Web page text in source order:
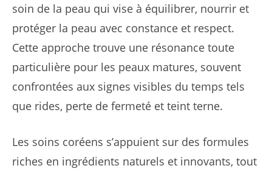
soin de la peau qui vise à équilibrer, nourrir et
protéger la peau avec constance et respect.
Cette approche trouve une résonance toute
particulière pour les peaux matures, souvent
confrontées aux signes visibles du temps tels
que rides, perte de fermeté et teint terne.
Les soins coréens s’appuient sur des formules
riches en ingrédients naturels et innovants, tout